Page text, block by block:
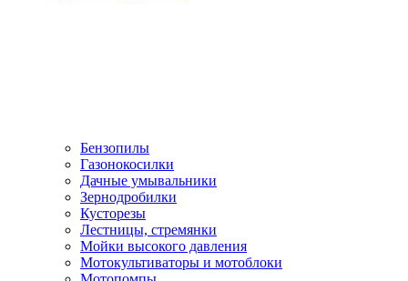
Бензопилы
Газонокосилки
Дачные умывальники
Зернодробилки
Кусторезы
Лестницы, стремянки
Мойки высокого давления
Мотокультиваторы и мотоблоки